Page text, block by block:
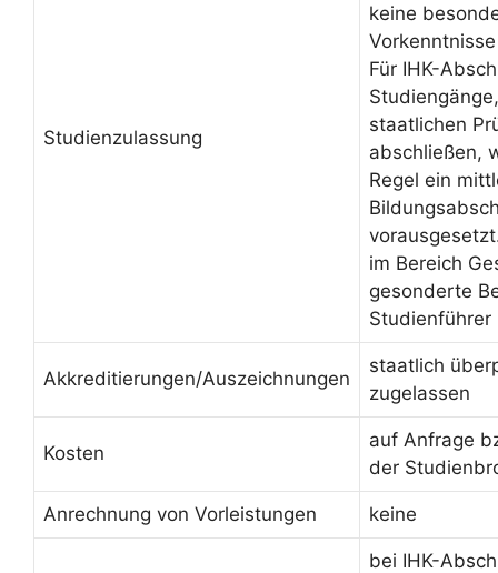
Studienzulassung
keine
Für IHK-
staatlichen
abschließen,
Regel ein
im Bereich
gesonderte
Studienführer
Akkreditierungen/Auszeichnungen
staatlich
zugelassen
Kosten
auf Anfrage
der
Anrechnung von Vorleistungen keine
bei IHK-